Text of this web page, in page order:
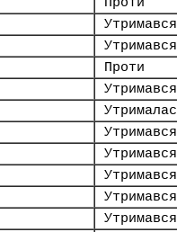
Утримався
Утримався
Проти
Утримався
Утримався
Утримався
Утримався
Утримався
Утримався